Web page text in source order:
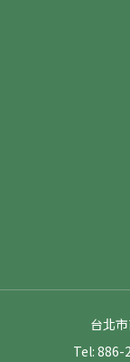
台北
Tel: 886-